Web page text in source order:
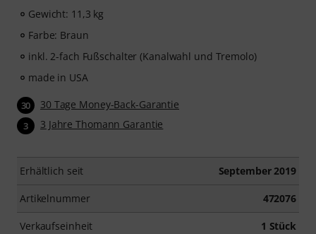
Gewicht: 11,3 kg
Farbe: Braun
inkl. 2-fach Fußschalter (Kanalwahl und Tremolo)
made in USA
30 30 Tage Money-Back-Garantie
3 3 Jahre Thomann Garantie
Erhältlich seit September 2019
Artikelnummer 472076
Verkaufseinheit 1 Stück